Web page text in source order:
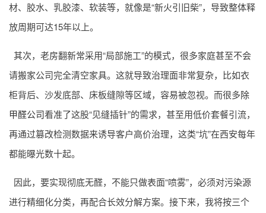
材、胶水、乳胶漆、软装等，就像是“新火引旧柴”，导致整体释
放周期可达15年以上。
其次，老房翻新常采用“局部施工”的模式，很多家庭甚至不会
请搬家公司完全清空家具。这就导致治理面非常复杂，比如衣
柜背后、沙发底部、床板缝隙等区域，容易被忽视。而很多除
甲醛公司看准了这股“见缝插针”的需求，甚至用低价套餐引流，
再通过篡改检测数据来诱导客户高价治理，这类“坑”在西安每年
都能曝光数十起。
因此，要实现彻底无醛，不能只做表面“喷雾”，必须对污染源
进行精细化分类，再配合长效分解方案。接下来，我将按三个